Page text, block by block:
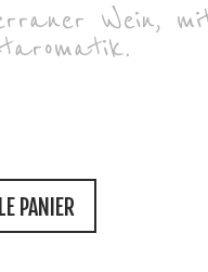
Wein,
PANIER